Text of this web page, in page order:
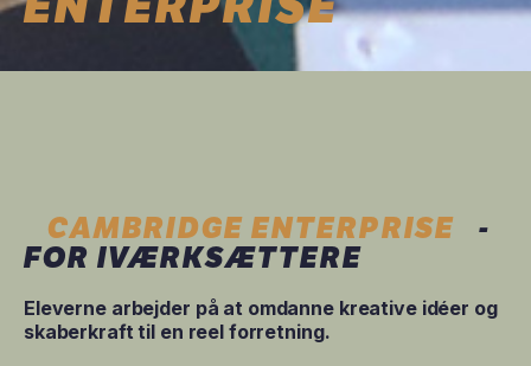
CAMBRIDGE ENTERPRISE -
FOR IVÆRKSÆTTERE
Eleverne arbejder på at omdanne kreative idéer og
skaberkraft til en reel forretning.